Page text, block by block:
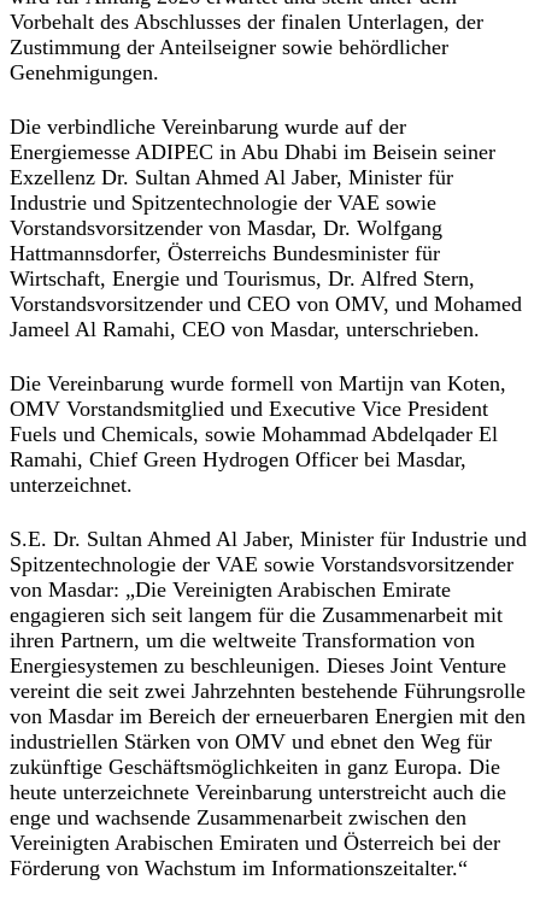
Vorbehalt des Abschlusses der finalen Unterlagen, der
Zustimmung der Anteilseigner sowie behördlicher
Genehmigungen.
Die verbindliche Vereinbarung wurde auf der
Energiemesse ADIPEC in Abu Dhabi im Beisein seiner
Exzellenz Dr. Sultan Ahmed Al Jaber, Minister für
Industrie und Spitzentechnologie der VAE sowie
Vorstandsvorsitzender von Masdar, Dr. Wolfgang
Hattmannsdorfer, Österreichs Bundesminister für
Wirtschaft, Energie und Tourismus, Dr. Alfred Stern,
Vorstandsvorsitzender und CEO von OMV, und Mohamed
Jameel Al Ramahi, CEO von Masdar, unterschrieben.
Die Vereinbarung wurde formell von Martijn van Koten,
OMV Vorstandsmitglied und Executive Vice President
Fuels und Chemicals, sowie Mohammad Abdelqader El
Ramahi, Chief Green Hydrogen Officer bei Masdar,
unterzeichnet.
S.E. Dr. Sultan Ahmed Al Jaber, Minister für Industrie und
Spitzentechnologie der VAE sowie Vorstandsvorsitzender
von Masdar: „Die Vereinigten Arabischen Emirate
engagieren sich seit langem für die Zusammenarbeit mit
ihren Partnern, um die weltweite Transformation von
Energiesystemen zu beschleunigen. Dieses Joint Venture
vereint die seit zwei Jahrzehnten bestehende Führungsrolle
von Masdar im Bereich der erneuerbaren Energien mit den
industriellen Stärken von OMV und ebnet den Weg für
zukünftige Geschäftsmöglichkeiten in ganz Europa. Die
heute unterzeichnete Vereinbarung unterstreicht auch die
enge und wachsende Zusammenarbeit zwischen den
Vereinigten Arabischen Emiraten und Österreich bei der
Förderung von Wachstum im Informationszeitalter.“